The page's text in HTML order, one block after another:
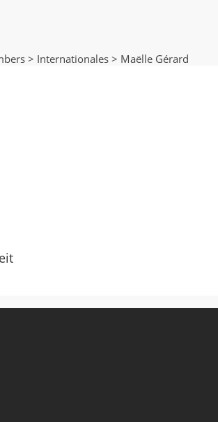
> Internationales > Maëlle Gérard